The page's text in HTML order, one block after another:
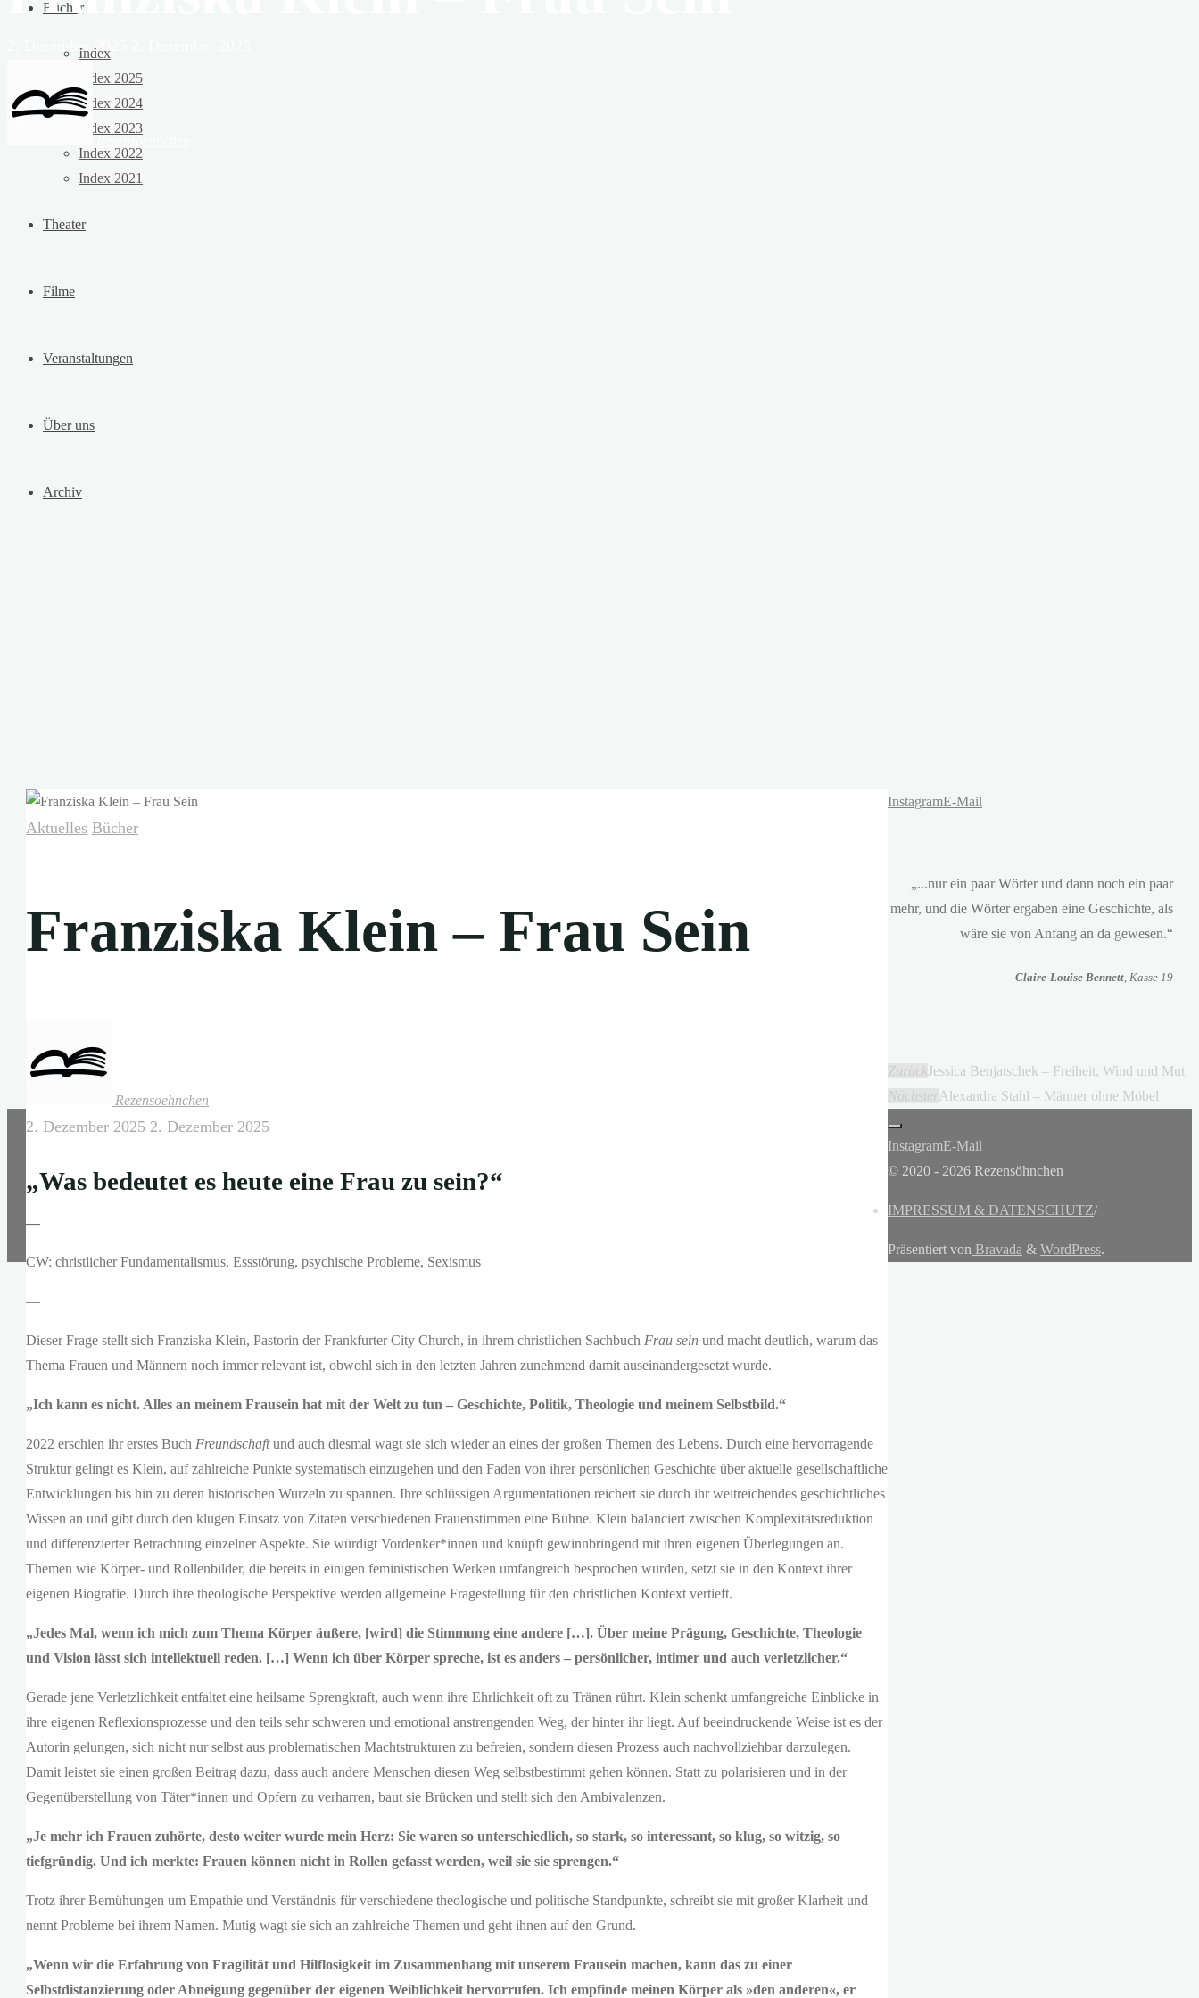
Bücher
Index
Index 2025
Index 2024
Index 2023
Index 2022
Index 2021
Theater
Filme
Veranstaltungen
Über uns
Archiv
2. Dezember 2025
Aktuelles Bücher
Franziska Klein – Frau Sein
Rezensoehnchen
2. Dezember 2025 2. Dezember 2025
„Was bedeutet es heute eine Frau zu sein?“
—
CW: christlicher Fundamentalismus, Essstörung, psychische Probleme, Sexismus
—
Dieser Frage stellt sich Franziska Klein, Pastorin der Frankfurter City Church, in ihrem christlichen Sachbuch Frau sein und macht deutlich, warum das
Thema Frauen und Männern noch immer relevant ist, obwohl sich in den letzten Jahren zunehmend damit auseinandergesetzt wurde.
„Ich kann es nicht. Alles an meinem Frausein hat mit der Welt zu tun – Geschichte, Politik, Theologie und meinem Selbstbild.“
2022 erschien ihr erstes Buch Freundschaftund auch diesmal wagt sie sich wieder an eines der großen Themen des Lebens. Durch eine hervorragende
Struktur gelingt es Klein, auf zahlreiche Punkte systematisch einzugehen und den Faden von ihrer persönlichen Geschichte über aktuelle gesellschaftliche
Entwicklungen bis hin zu deren historischen Wurzeln zu spannen. Ihre schlüssigen Argumentationen reichert sie durch ihr weitreichendes geschichtliches
Wissen an und gibt durch den klugen Einsatz von Zitaten verschiedenen Frauenstimmen eine Bühne. Klein balanciert zwischen Komplexitätsreduktion
und differenzierter Betrachtung einzelner Aspekte. Sie würdigt Vordenker*innen und knüpft gewinnbringend mit ihren eigenen Überlegungen an.
Themen wie Körper- und Rollenbilder, die bereits in einigen feministischen Werken umfangreich besprochen wurden, setzt sie in den Kontext ihrer
eigenen Biografie. Durch ihre theologische Perspektive werden allgemeine Fragestellung für den christlichen Kontext vertieft.
„Jedes Mal, wenn ich mich zum Thema Körper äußere, [wird] die Stimmung eine andere […]. Über meine Prägung, Geschichte, Theologie
und Vision lässt sich intellektuell reden. […] Wenn ich über Körper spreche, ist es anders – persönlicher, intimer und auch verletzlicher.“
Gerade jene Verletzlichkeit entfaltet eine heilsame Sprengkraft, auch wenn ihre Ehrlichkeit oft zu Tränen rührt. Klein schenkt umfangreiche Einblicke in
ihre eigenen Reflexionsprozesse und den teils sehr schweren und emotional anstrengenden Weg, der hinter ihr liegt. Auf beeindruckende Weise ist es der
Autorin gelungen, sich nicht nur selbst aus problematischen Machtstrukturen zu befreien, sondern diesen Prozess auch nachvollziehbar darzulegen.
Damit leistet sie einen großen Beitrag dazu, dass auch andere Menschen diesen Weg selbstbestimmt gehen können. Statt zu polarisieren und in der
Gegenüberstellung von Täter*innen und Opfern zu verharren, baut sie Brücken und stellt sich den Ambivalenzen.
„Je mehr ich Frauen zuhörte, desto weiter wurde mein Herz: Sie waren so unterschiedlich, so stark, so interessant, so klug, so witzig, so
tiefgründig. Und ich merkte: Frauen können nicht in Rollen gefasst werden, weil sie sie sprengen.“
Trotz ihrer Bemühungen um Empathie und Verständnis für verschiedene theologische und politische Standpunkte, schreibt sie mit großer Klarheit und
nennt Probleme bei ihrem Namen. Mutig wagt sie sich an zahlreiche Themen und geht ihnen auf den Grund.
„Wenn wir die Erfahrung von Fragilität und Hilflosigkeit im Zusammenhang mit unserem Frausein machen, kann das zu einer
Selbstdistanzierung oder Abneigung gegenüber der eigenen Weiblichkeit hervorrufen. Ich empfinde meinen Körper als »den anderen«, er
InstagramE-Mail
„...nur ein paar Wörter und dann noch ein paar
mehr, und die Wörter ergaben eine Geschichte, als
wäre sie von Anfang an da gewesen.“
- Claire-Louise Bennett, Kasse 19
ZurückJessica Benjatschek – Freiheit, Wind und Mut
NächsterAlexandra Stahl – Männer ohne Möbel
InstagramE-Mail
© 2020 - 2026 Rezensöhnchen
IMPRESSUM & DATENSCHUTZ/
Präsentiert von Bravada & WordPress.